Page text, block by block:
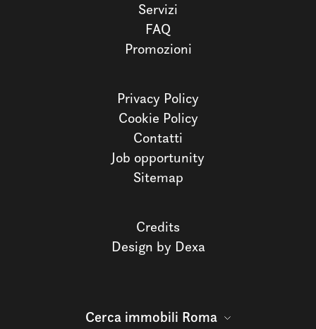
Servizi
FAQ
Promozioni
Privacy Policy
Cookie Policy
Contatti
Job opportunity
Sitemap
Credits
Design by Dexa
Cerca immobili Roma